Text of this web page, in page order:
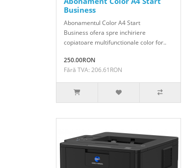
Business
Abonamentul Color A4 Start
Business ofera spre inchiriere
copiatoare multifunctionale color for..
250.00RON
Fără TVA: 206.61RON